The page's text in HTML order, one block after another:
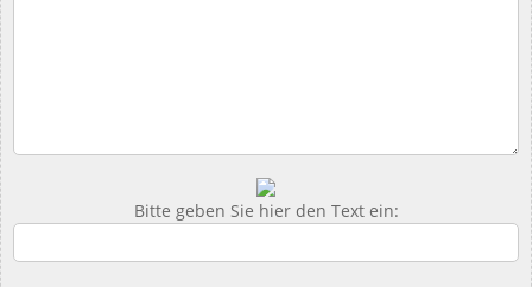
Bitte geben Sie hier den Text ein: